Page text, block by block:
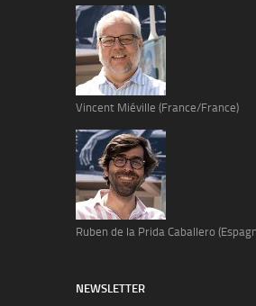
Vincent Miéville (France/France)
Ruben de la Prida Caballero
NEWSLETTER